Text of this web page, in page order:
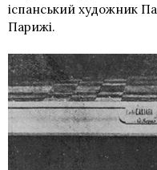
іспанський художник
Парижі.